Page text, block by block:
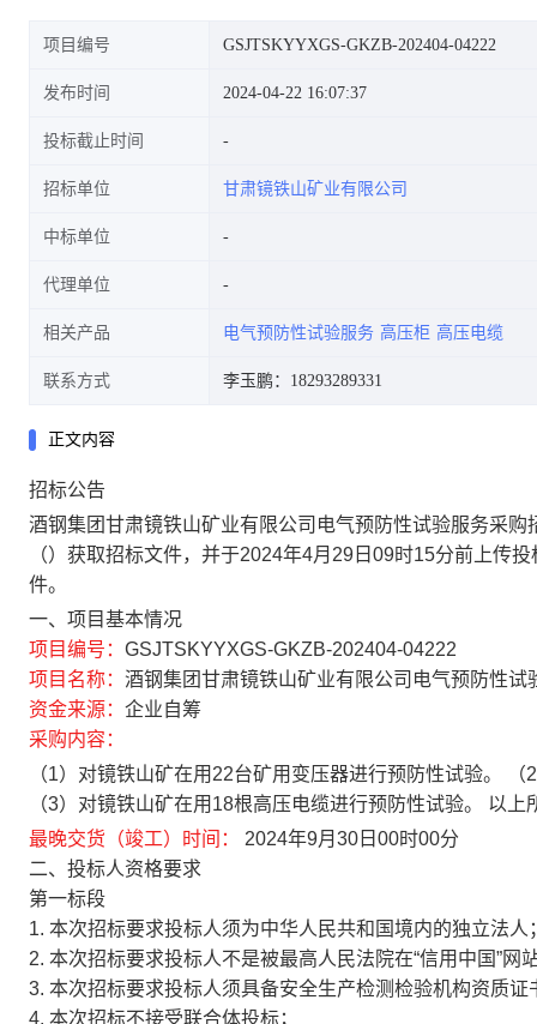
项目编号 GSJTSKYYXGS-GKZB-202404-04222
发布时间 2024-04-22 16:07:37
投标截止时间
招标单位 甘肃镜铁山矿业有限公司
中标单位
代理单位
相关产品 电气预防性试验服务 高压柜 高压电缆
联系方式 李玉鹏：18293289331
正文内容
招标公告
酒钢集团甘肃镜铁山矿业有限公司电气预防性试验服务采购
（）获取招标文件，并于2024年4月29日09时15分前上传投
件。
一、项目基本情况
项目编号： GSJTSKYYXGS-GKZB-202404-04222
项目名称： 酒钢集团甘肃镜铁山矿业有限公司电气预防性试
资金来源： 企业自筹
采购内容：
（1）对镜铁山矿在用22台矿用变压器进行预防性试验。
（3）对镜铁山矿在用18根高压电缆进行预防性试验。 以
最晚交货（竣工）时间：
2024年9月30日00时00分
二、投标人资格要求
第一标段
1. 本次招标要求投标人须为中华人民共和国境内的独立法人
2. 本次招标要求投标人不是被最高人民法院在“信用中国”
3. 本次招标要求投标人须具备安全生产检测检验机构资质证
4. 本次招标不接受联合体投标；